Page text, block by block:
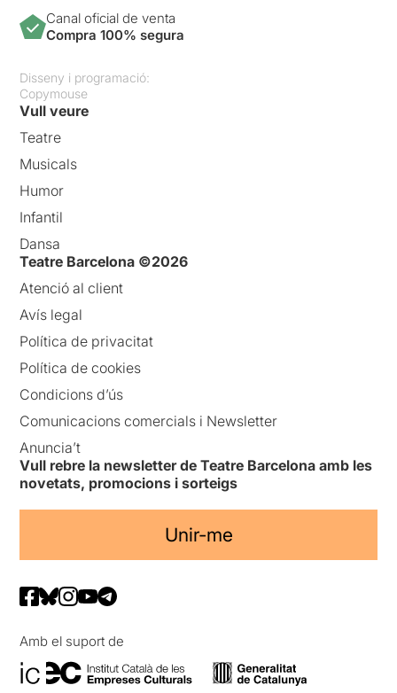
Canal oficial de venta
Compra 100% segura
Disseny i programació:
Copymouse
Vull veure
Teatre
Musicals
Humor
Infantil
Dansa
Teatre Barcelona ©2026
Atenció al client
Avís legal
Política de privacitat
Política de cookies
Condicions d’ús
Comunicacions comercials i Newsletter
Anuncia’t
Vull rebre la newsletter de Teatre Barcelona amb les
novetats, promocions i sorteigs
Unir-me
Amb el suport de